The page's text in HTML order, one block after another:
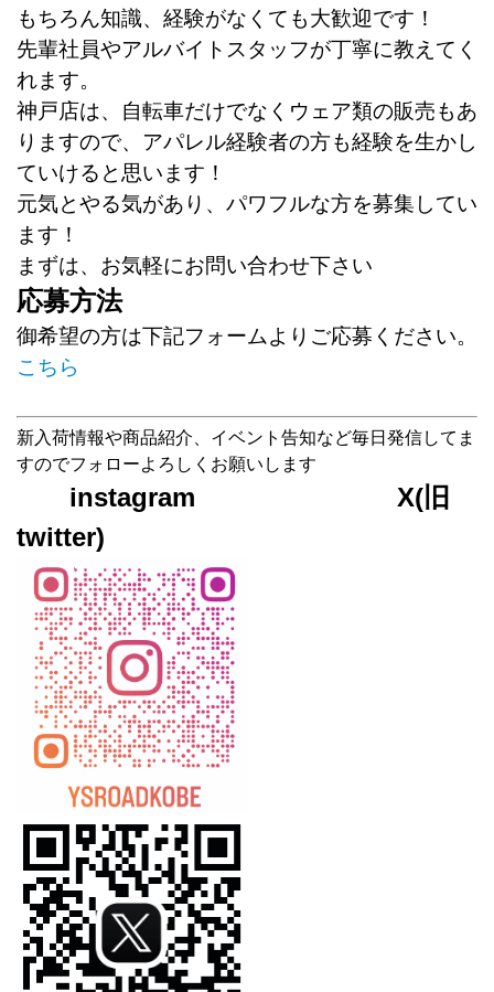
もちろん知識、経験がなくても大歓迎です！
先輩社員やアルバイトスタッフが丁寧に教えてく
れます。
神戸店は、自転車だけでなくウェア類の販売もあ
りますので、アパレル経験者の方も経験を生かし
ていけると思います！
元気とやる気があり、パワフルな方を募集してい
ます！
まずは、お気軽にお問い合わせ下さい
応募方法
御希望の方は下記フォームよりご応募ください。
こちら
新入荷情報や商品紹介、イベント告知など毎日発信してま
すのでフォローよろしくお願いします
instagram X(旧
twitter)